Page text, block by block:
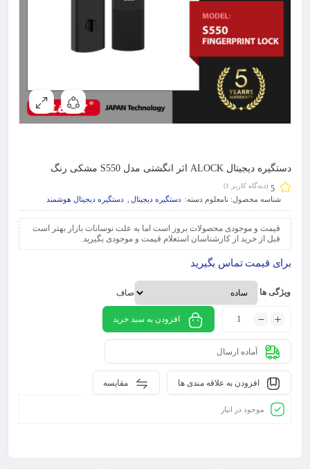
دستگیره دیجیتال ALOCK اثر انگشتی مدل S550 مشکی رنگ
5 (دیدگاه کاربر 1
)
شناسه محصول: نامعلوم دسته: دستگیره دیجیتال دستگیره دیجیتال هوشمند
قیمت و موجودی محصولات بروز است اما به علت نوسانات بازار بهتر است
قبل از خرید از کارشناسان استعلام قیمت و موجودی بگیرید.
برای قیمت تماس بگیرید
ویژگی ها صاف
افزودن به سبد خرید
آماده ارسال
مقایسه افزودن به علاقه مندی ها
موجود در انبار